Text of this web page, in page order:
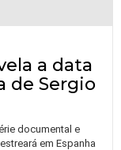
a data
de Sergio
documental e
em Espanha